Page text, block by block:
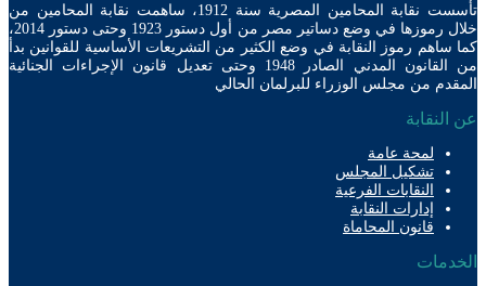
تأسست نقابة المحامين المصرية سنة 1912، ساهمت نقابة المحامين من
خلال رموزها في وضع دساتير مصر من أول دستور 1923 وحتى دستور 2014،
رموز النقابة في وضع الكثير من التشريعات الأساسية للقوانين بدأ
من القانون المدني الصادر 1948 وحتى تعديل قانون الإجراءات الجنائية
من مجلس الوزراء للبرلمان الحالي
لمحة عامة
تشكيل المجلس
النقابات الفرعية
إدارات النقابة
قانون المحاماة